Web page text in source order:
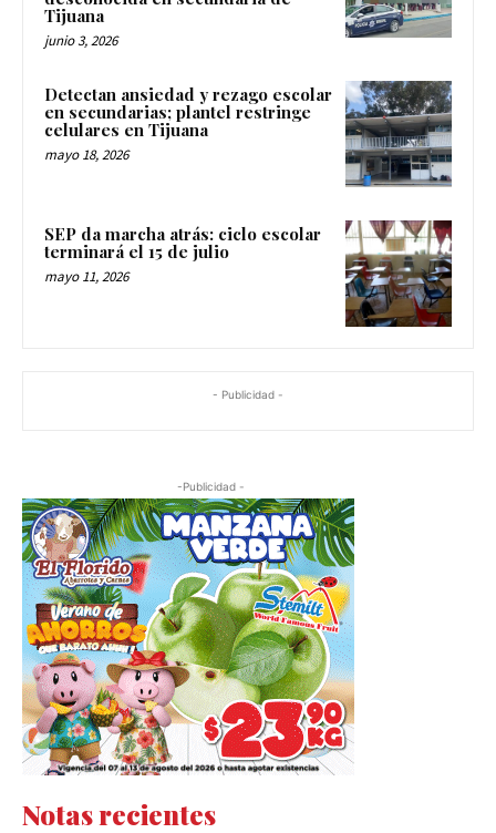
Tijuana
junio 3, 2026
Detectan ansiedad y rezago escolar
en secundarias; plantel restringe
celulares en Tijuana
mayo 18, 2026
SEP da marcha atrás: ciclo escolar
terminará el 15 de julio
mayo 11, 2026
- Publicidad -
-Publicidad -
Notas recientes